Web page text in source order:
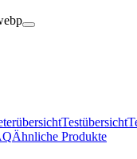
Testübersicht
Ähnliche Produkte